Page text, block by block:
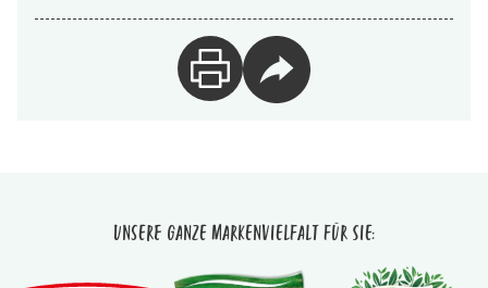
Unsere ganze Markenvielfalt für Sie: